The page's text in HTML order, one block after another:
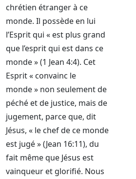
chrétien étranger à ce
monde. Il possède en lui
l’Esprit qui « est plus grand
que l’esprit qui est dans ce
monde » (1 Jean 4:4). Cet
Esprit « convainc le
monde » non seulement de
péché et de justice, mais de
jugement, parce que, dit
Jésus, « le chef de ce monde
est jugé » (Jean 16:11), du
fait même que Jésus est
vainqueur et glorifié. Nous